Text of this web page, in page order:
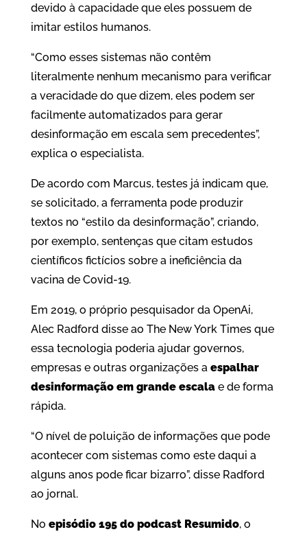
devido à capacidade que eles possuem de
imitar estilos humanos.
“Como esses sistemas não contêm
literalmente nenhum mecanismo para verificar
a veracidade do que dizem, eles podem ser
facilmente automatizados para gerar
desinformação em escala sem precedentes”,
explica o especialista.
De acordo com Marcus, testes já indicam que,
se solicitado, a ferramenta pode produzir
textos no “estilo da desinformação”, criando,
por exemplo, sentenças que citam estudos
científicos fictícios sobre a ineficiência da
vacina de Covid-19.
Em 2019, o próprio pesquisador da OpenAi,
Alec Radford disse ao The New York Times que
essa tecnologia poderia ajudar governos,
empresas e outras organizações a espalhar
desinformação em grande escalae de forma
rápida.
“O nível de poluição de informações que pode
acontecer com sistemas como este daqui a
alguns anos pode ficar bizarro”, disse Radford
ao jornal.
No episódio 195 do podcast Resumido, o